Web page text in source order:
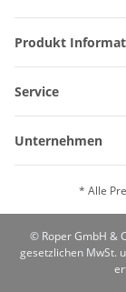
Produkt
Service
Unternehmen
* Alle
© Roper GmbH &
gesetzlichen MwSt.